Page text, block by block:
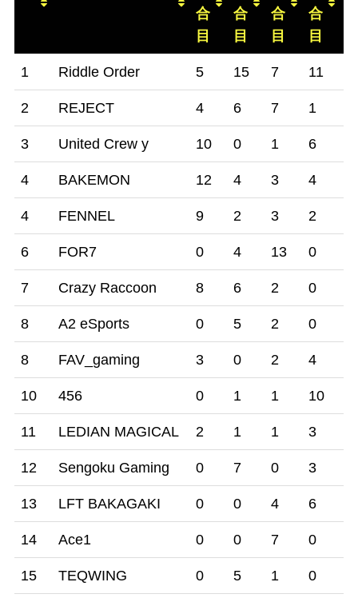
合
目
合
目
合
目
合
目
順
位
チーム
1
試
合
目
2
試
合
目
3
試
合
目
4
試
合
目
1 Riddle Order 5 15 7 11
2 REJECT 4 6 7 1
3 United Crew y 10 0 1 6
4 BAKEMON 12 4 3 4
4 FENNEL 9 2 3 2
6 FOR7 0 4 13 0
7 Crazy Raccoon 8 6 2 0
8 A2 eSports 0 5 2 0
8 FAV_gaming 3 0 2 4
10 456 0 1 1 10
11 LEDIAN MAGICAL 2 1 1 3
12 Sengoku Gaming 0 7 0 3
13 LFT BAKAGAKI 0 0 4 6
14 Ace1 0 0 7 0
15 TEQWING 0 5 1 0